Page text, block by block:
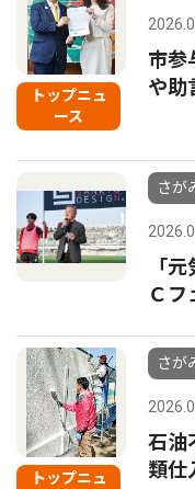
トップニュ
ース
市参
や助
さが
「
Ｃフ
トップニュ
さが
石油
類仕